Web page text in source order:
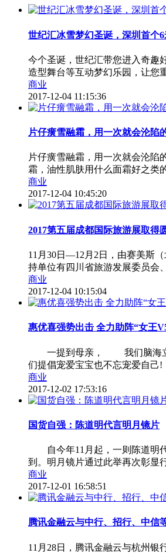
世纪汇冰雪梦幻圣诞，深圳首个
今个圣诞，世纪汇带您进入奇趣
造型舞台等互动梦幻乐园，让您
商业
2017-12-04 11:15:36
片仔癀雪融霜，用一次就会沦陷
片仔癀雪融霜，用一次就会沦陷
霜，油性肌肤用什么面霜好之类
商业
2017-12-04 10:45:20
2017第五届成都国际旅游展取得
11月30日—12月2日，由赛美斯
持单位有四川省旅游发展委员会
商业
2017-12-04 10:15:04
惠优喜强势出击 全力助阵“女王
一提到母亲， 我们脑海立
们提倡宠爱宝宝也不忘宠爱
商业
2017-12-02 17:53:16
国货自强：陈道明代言明月镜片
自今年11月起，一则陈道明代
到。明月镜片通过此举再次彰显
商业
2017-12-01 16:58:51
腾讯金融云与中行、招行、中信
11月28日，腾讯金融云与杭州银